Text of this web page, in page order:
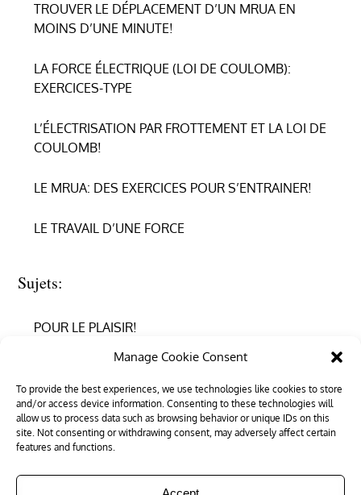
Manage Cookie Consent
To provide the best experiences, we use technologies like cookies to store
and/or access device information. Consenting to these technologies will
allow us to process data such as browsing behavior or unique IDs on this
site. Not consenting or withdrawing consent, may adversely affect certain
features and functions.
TROUVER LE DÉPLACEMENT D’UN MRUA EN
MOINS D’UNE MINUTE!
LA FORCE ÉLECTRIQUE (LOI DE COULOMB):
EXERCICES-TYPE
L’ÉLECTRISATION PAR FROTTEMENT ET LA LOI DE
COULOMB!
LE MRUA: DES EXERCICES POUR S’ENTRAINER!
LE TRAVAIL D’UNE FORCE
Sujets:
POUR LE PLAISIR!
REPRENDRE CONFIANCE
RÉUSSIR EN PHYSIQUE
RÉUSSIR SON ENTRÉE DANS LE SUPÉRIEUR